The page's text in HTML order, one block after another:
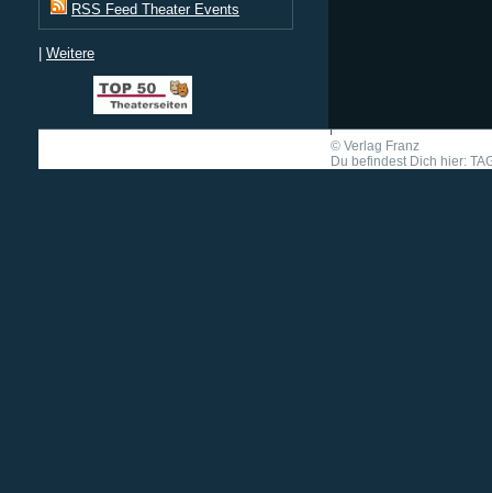
RSS Feed Theater Events
| Weitere
© Verlag Franz
Du befindest Dich hier: